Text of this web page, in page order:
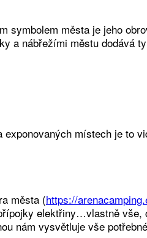
města je jeho
a nábřežími městu dodává
místech je to
města (https://
elektřiny…vlastně
nám vysvětluje vše